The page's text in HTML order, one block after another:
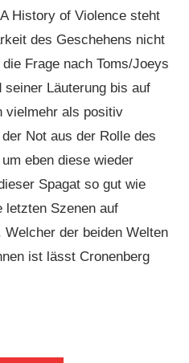
History of Violence steht
des Geschehens nicht
Frage nach Toms/Joeys
seiner Läuterung bis auf
vielmehr als positiv
Not aus der Rolle des
eben diese wieder
Spagat so gut wie
letzten Szenen auf
der beiden Welten
ist lässt Cronenberg